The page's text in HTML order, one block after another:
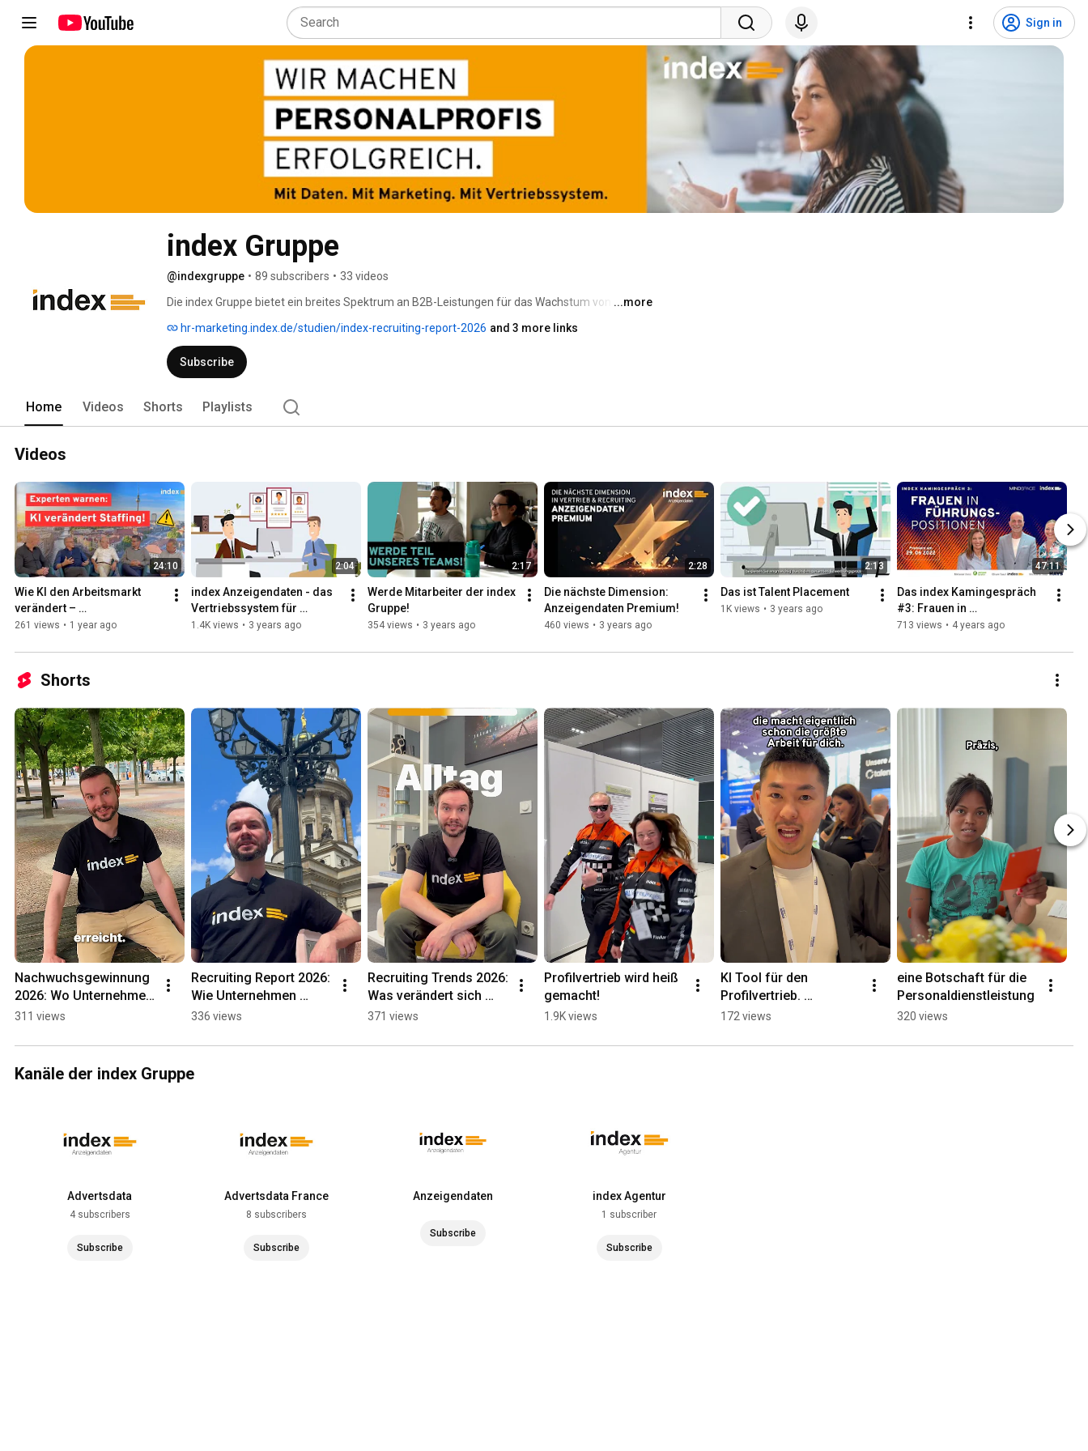
Sign in
index Gruppe
@indexgruppe • 89 subscribers • 33 videos
Die index Gruppe bietet ein breites Spektrum an B2B-Leistungen für das Wachstum von
Kommunikation, Leadgenerierung, Vertriebsoptimierung, Recruiting und Fachkräftesicherung.
...more
hr-marketing.index.de/studien/index-recruiting-report-2026 and 3 more links
Subscribe
Home Videos Shorts Playlists
Videos
24:10
Wie KI den Arbeitsmarkt
verändert –
Expertenmeinungen |
261 views • 1 year ago
2:04
index Anzeigendaten - das
Vertriebssystem für
Personaldienstleister
1.4K views • 3 years ago
2:17
Werde Mitarbeiter der index
Gruppe!
354 views • 3 years ago
2:28
Die nächste Dimension:
Anzeigendaten Premium!
460 views • 3 years ago
2:13
Das ist Talent Placement
1K views • 3 years ago
47:11
Das index Kamingespräch
#3: Frauen in
Führungspositionen (live)
713 views • 4 years ago
Shorts
Nachwuchsgewinnung
2026: Wo Unternehmen
junge Talente verlieren
311 views
Recruiting Report 2026:
Wie Unternehmen
Talente verlieren
336 views
Recruiting Trends 2026:
Was verändert sich
wirklich? Jetzt
im Profil)
371 views
Profilvertrieb wird heiß
gemacht!
1.9K views
KI Tool für den
Profilvertrieb.
Salesdriver von index
172 views
eine Botschaft für die
Personaldienstleistung
320 views
Kanäle der index Gruppe
Advertsdata
4 subscribers
Subscribe
Advertsdata France
8 subscribers
Subscribe
Anzeigendaten
Subscribe
index Agentur
1 subscriber
Subscribe